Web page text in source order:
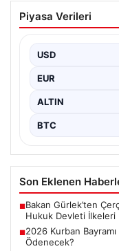
2026 Kurban
İkramiyeleri
milyon emekli
ikramiyesi…
Piyasa Verileri
USD
EUR
ALTIN
BTC
Son Eklenen
■Bakan Gürlek’ten
Hukuk Devleti
■2026 Kurban
Ödenecek?